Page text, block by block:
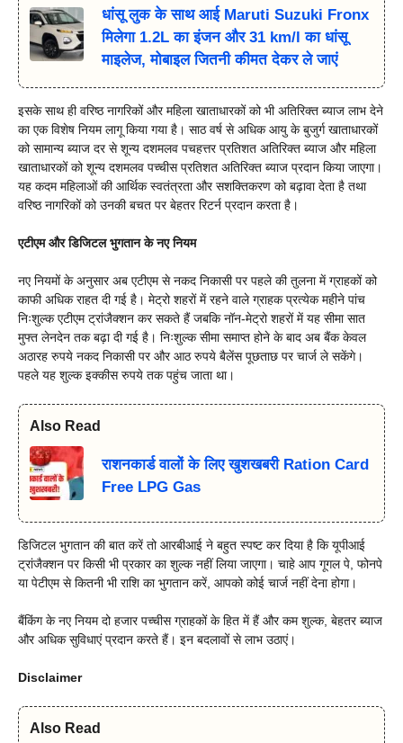
धांसू लुक के साथ आई Maruti Suzuki Fronx
मिलेगा 1.2L का इंजन और 31 km/l का धांसू
माइलेज, मोबाइल जितनी कीमत देकर ले जाएं
इसके साथ ही वरिष्ठ नागरिकों और महिला खाताधारकों को भी अतिरिक्त ब्याज लाभ देने
का एक विशेष नियम लागू किया गया है। साठ वर्ष से अधिक आयु के बुजुर्ग खाताधारकों
को सामान्य ब्याज दर से शून्य दशमलव पचहत्तर प्रतिशत अतिरिक्त ब्याज और महिला
खाताधारकों को शून्य दशमलव पच्चीस प्रतिशत अतिरिक्त ब्याज प्रदान किया जाएगा।
यह कदम महिलाओं की आर्थिक स्वतंत्रता और सशक्तिकरण को बढ़ावा देता है तथा
वरिष्ठ नागरिकों को उनकी बचत पर बेहतर रिटर्न प्रदान करता है।
एटीएम और डिजिटल भुगतान के नए नियम
नए नियमों के अनुसार अब एटीएम से नकद निकासी पर पहले की तुलना में ग्राहकों को
काफी अधिक राहत दी गई है। मेट्रो शहरों में रहने वाले ग्राहक प्रत्येक महीने पांच
निःशुल्क एटीएम ट्रांजैक्शन कर सकते हैं जबकि नॉन-मेट्रो शहरों में यह सीमा सात
मुफ्त लेनदेन तक बढ़ा दी गई है। निःशुल्क सीमा समाप्त होने के बाद अब बैंक केवल
अठारह रुपये नकद निकासी पर और आठ रुपये बैलेंस पूछताछ पर चार्ज ले सकेंगे।
पहले यह शुल्क इक्कीस रुपये तक पहुंच जाता था।
Also Read
राशनकार्ड वालों के लिए खुशखबरी Ration Card
Free LPG Gas
डिजिटल भुगतान की बात करें तो आरबीआई ने बहुत स्पष्ट कर दिया है कि यूपीआई
ट्रांजैक्शन पर किसी भी प्रकार का शुल्क नहीं लिया जाएगा। चाहे आप गूगल पे, फोनपे
या पेटीएम से कितनी भी राशि का भुगतान करें, आपको कोई चार्ज नहीं देना होगा।
बैंकिंग के नए नियम दो हजार पच्चीस ग्राहकों के हित में हैं और कम शुल्क, बेहतर ब्याज
और अधिक सुविधाएं प्रदान करते हैं। इन बदलावों से लाभ उठाएं।
Disclaimer
Also Read